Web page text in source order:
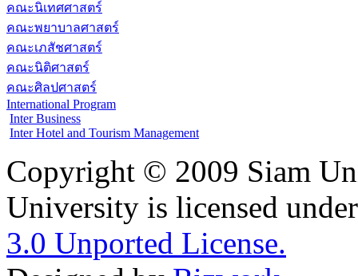
คณะนิเทศศาสตร์
คณะพยาบาลศาสตร์
คณะเภสัชศาสตร์
คณะนิติศาสตร์
คณะศิลปศาสตร์
International Program
Inter Business
Inter Hotel and Tourism Management
Copyright © 2009 Siam
University is licensed
3.0 Unported License.